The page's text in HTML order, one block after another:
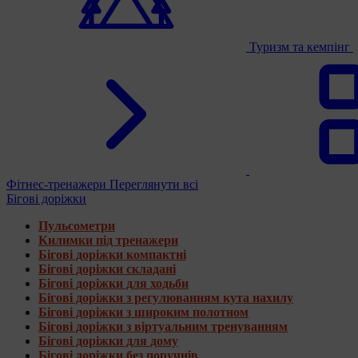
Туризм та кемпінг
Фітнес-тренажери Переглянути всі
Бігові доріжки
Пульсометри
Килимки під тренажери
Бігові доріжки компактні
Бігові доріжки складані
Бігові доріжки для ходьби
Бігові доріжки з регулюванням кута нахилу
Бігові доріжки з широким полотном
Бігові доріжки з віртуальним тренуванням
Бігові доріжки для дому
Бігові доріжки без поручнів